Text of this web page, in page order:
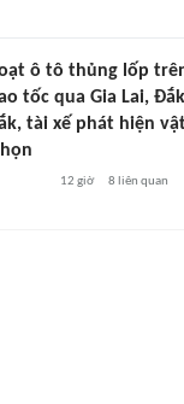
ô tô thủng lốp
tốc qua Gia Lai, Đắk
tài xế phát hiện
12 giờ 8 liên quan